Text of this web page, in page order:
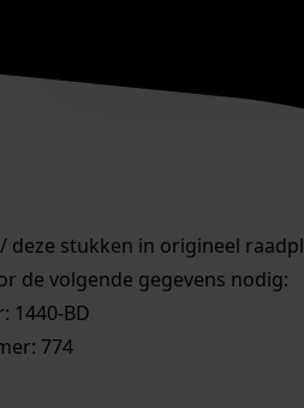
deze stukken in origineel
de volgende gegevens nodig:
1440-BD
774